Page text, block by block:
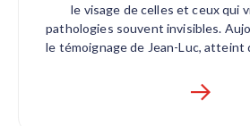
le visage de celles et ceux qui
pathologies souvent invisibles.
le témoignage de Jean-Luc, atteint